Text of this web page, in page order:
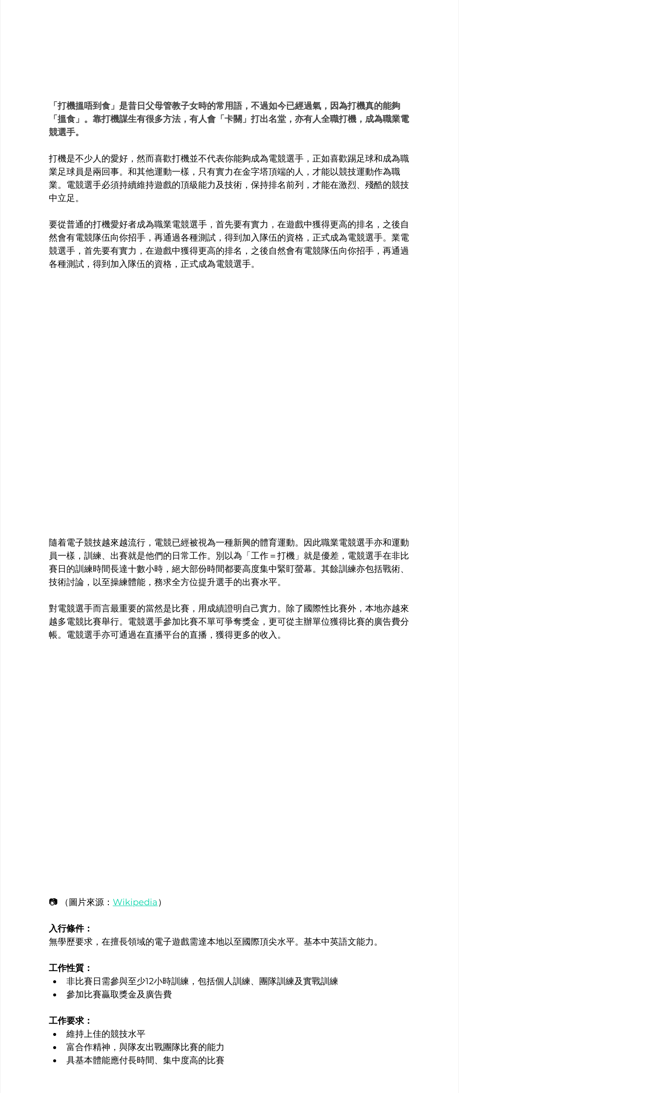
「打機搵唔到食」是昔日父母管教子女時的常用語，不過如今已經過氣，因為打機真的能夠
「搵食」。靠打機謀生有很多方法，有人會「卡關」打出名堂，亦有人全職打機，成為職業電
競選手。
打機是不少人的愛好，然而喜歡打機並不代表你能夠成為電競選手，正如喜歡踢足球和成為職
業足球員是兩回事。和其他運動一樣，只有實力在金字塔頂端的人，才能以競技運動作為職
業。電競選手必須持續維持遊戲的頂級能力及技術，保持排名前列，才能在激烈、殘酷的競技
中立足。
要從普通的打機愛好者成為職業電競選手，首先要有實力，在遊戲中獲得更高的排名，之後自
然會有電競隊伍向你招手，再通過各種測試，得到加入隊伍的資格，正式成為電競選手。業電
競選手，首先要有實力，在遊戲中獲得更高的排名，之後自然會有電競隊伍向你招手，再通過
各種測試，得到加入隊伍的資格，正式成為電競選手。
隨着電子競技越來越流行，電競已經被視為一種新興的體育運動。因此職業電競選手亦和運動
員一樣，訓練、出賽就是他們的日常工作。別以為「工作＝打機」就是優差，電競選手在非比
賽日的訓練時間長達十數小時，絕大部份時間都要高度集中緊盯螢幕。其餘訓練亦包括戰術、
技術討論，以至操練體能，務求全方位提升選手的出賽水平。
對電競選手而言最重要的當然是比賽，用成績證明自己實力。除了國際性比賽外，本地亦越來
越多電競比賽舉行。電競選手參加比賽不單可爭奪獎金，更可從主辦單位獲得比賽的廣告費分
帳。電競選手亦可通過在直播平台的直播，獲得更多的收入。
📷 （圖片來源： Wikipedia ）
入行條件：
無學歷要求，在擅長領域的電子遊戲需達本地以至國際頂尖水平。基本中英語文能力。
工作性質：
非比賽日需參與至少12小時訓練，包括個人訓練、團隊訓練及實戰訓練
參加比賽贏取獎金及廣告費
工作要求：
維持上佳的競技水平
富合作精神，與隊友出戰團隊比賽的能力
具基本體能應付長時間、集中度高的比賽